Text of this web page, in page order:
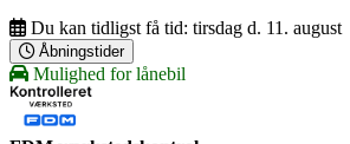
Du kan tidligst få tid: tirsdag d. 11. august
Åbningstider
Mulighed for lånebil